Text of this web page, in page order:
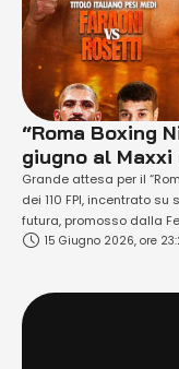
“Roma Boxing
giugno al Maxxi
Grande attesa per il
dei 110 FPI, incentrato
futura, promosso dalla
insieme a The Art of
15 Giugno 2026, ore